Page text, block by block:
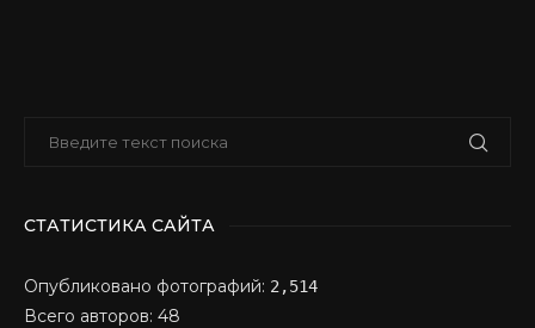
СТАТИСТИКА САЙТА
Опубликовано фотографий: 2,514
Всего авторов: 48